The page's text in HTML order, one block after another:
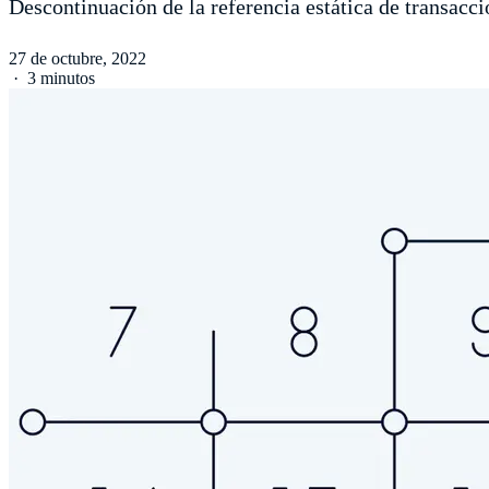
Descontinuación de la referencia estática de
27 de octubre, 2022
· 3 minutos